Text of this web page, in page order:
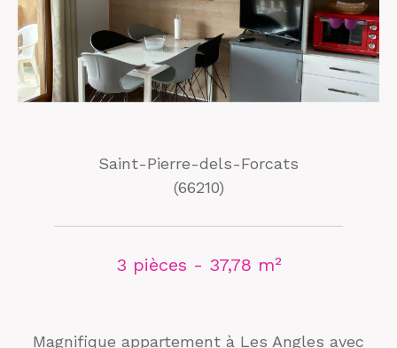
Saint-Pierre-dels-Forcats
(66210)
3 pièces - 37,78 m²
Magnifique appartement à Les Angles avec